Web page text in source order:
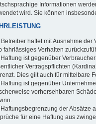
Informationen
wird. Sie können
Betreiber haftet mit Ausnahme
fahrlässiges Verhalten
Haftung ist gegenüber
Vertragspflichten
Dies gilt auch für mittelbare
Haftung ist gegenüber
vorhersehbaren
Haftungsbegrenzung der Absätze
für eine Haftung aus